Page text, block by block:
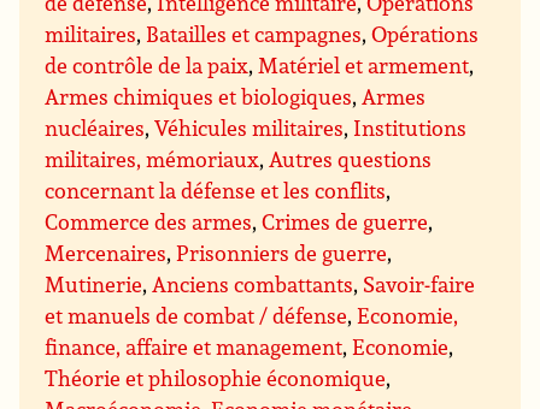
militaires, Batailles et campagnes,Opérations
de contrôle de la paix,Matériel et armement,
Armes chimiques et biologiques,Armes
nucléaires,Véhicules militaires, Institutions
militaires, mémoriaux,Autres questions
concernant la défense et les conflits,
Commerce des armes,Crimes de guerre,
Mercenaires,Prisonniers de guerre,
Mutinerie,Anciens combattants, Savoir-faire
et manuels de combat / défense,Economie,
finance, affaire et management,Economie,
Théorie et philosophie économique,